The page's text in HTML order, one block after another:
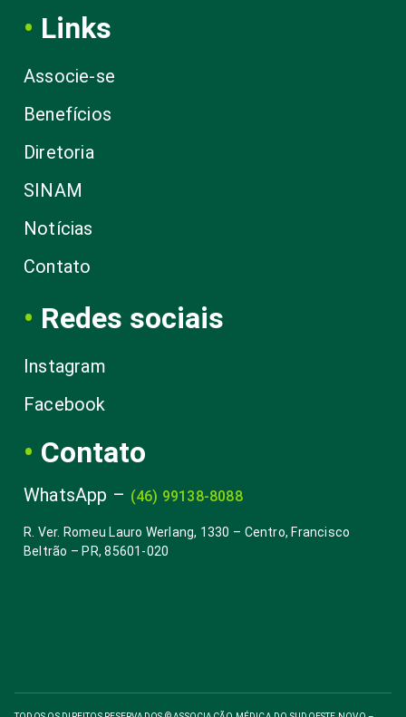
• Links
Associe-se
Benefícios
Diretoria
SINAM
Notícias
Contato
• Redes sociais
Instagram
Facebook
• Contato
WhatsApp – (46) 99138-8088
R. Ver. Romeu Lauro Werlang, 1330 – Centro, Francisco
Beltrão – PR, 85601-020